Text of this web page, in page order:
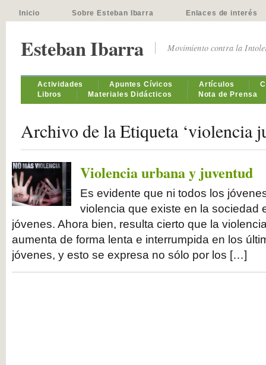
Inicio Sobre Esteban Ibarra Enlaces de interés
Esteban Ibarra Movimiento contra la
Actividades Apuntes Cívicos Artículos
Libros
Materiales Didácticos Nota de Prensa
Archivo de la Etiqueta ‘violencia
Violencia urbana y juventud
Es evidente que ni todos los
violencia que existe en la sociedad
jóvenes. Ahora bien, resulta cierto que la
aumenta de forma lenta e interrumpida en los
jóvenes, y esto se expresa no sólo por los […]